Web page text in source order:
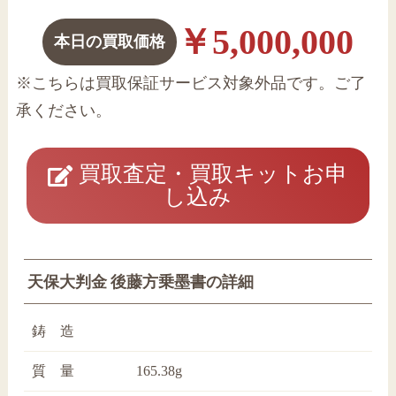
本日の買取価格 ￥5,000,000
※こちらは買取保証サービス対象外品です。ご了
承ください。
買取査定・買取キットお申
し込み
天保大判金 後藤方乗墨書の詳細
鋳 造
質 量 165.38g